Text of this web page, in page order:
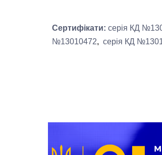
Сертифікати: серія КД
№13010472, серія КД